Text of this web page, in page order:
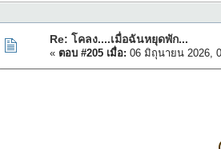
Re: โคลง....เมื่อฉันหยุดพัก...
« ตอบ #205 เมื่อ: 06 มิถุนายน 2026,